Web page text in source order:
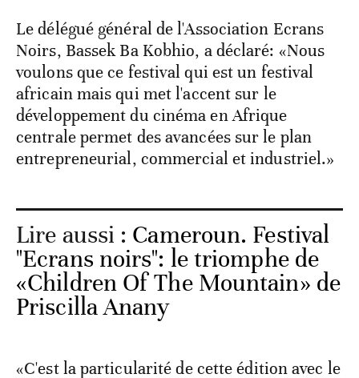
Le délégué général de l'Association Ecrans
Noirs, Bassek Ba Kobhio, a déclaré: «Nous
voulons que ce festival qui est un festival
africain mais qui met l'accent sur le
développement du cinéma en Afrique
centrale permet des avancées sur le plan
entrepreneurial, commercial et industriel.»
Lire aussi : Cameroun. Festival
"Ecrans noirs": le triomphe de
«Children Of The Mountain» de
Priscilla Anany
«C'est la particularité de cette édition avec le